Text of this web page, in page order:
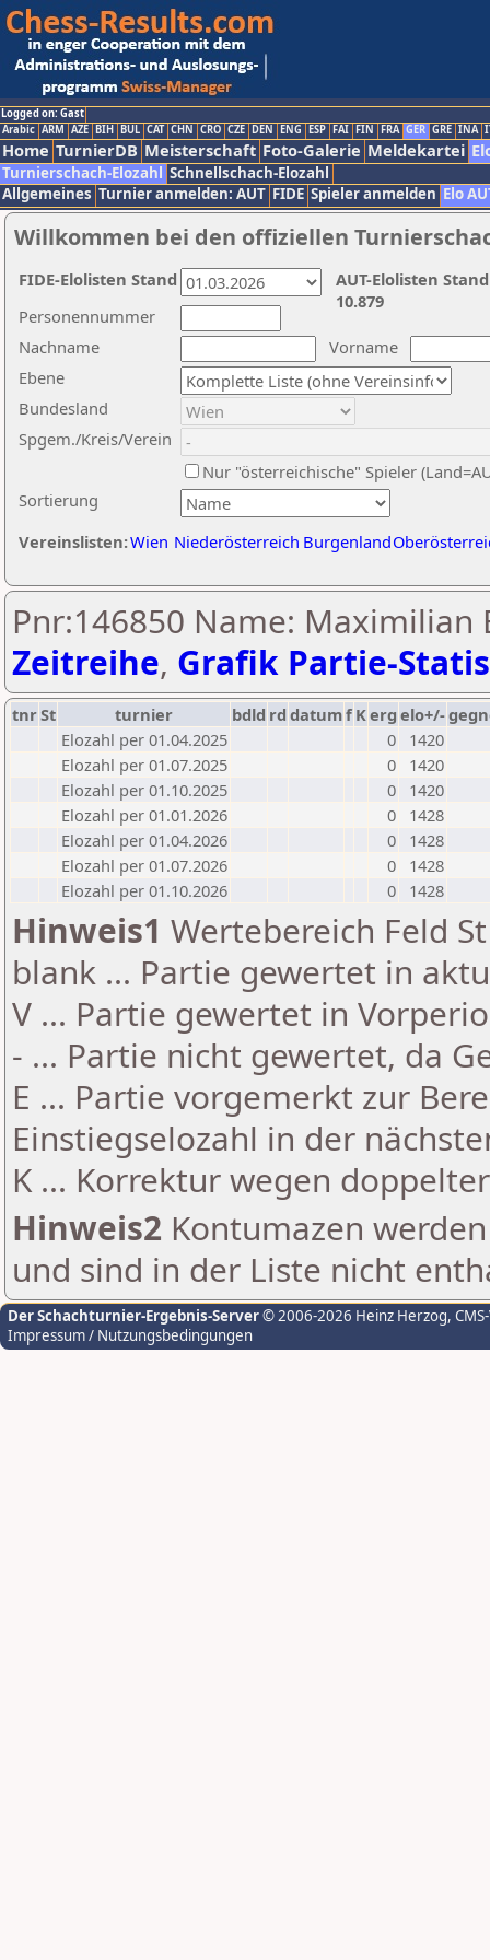
Logged on: Gast
Arabic ARM AZE BIH BUL CAT CHN CRO CZE DEN ENG ESP FAI FIN FRA GER GRE INA
Home TurnierDB Meisterschaft Foto-Galerie Meldekartei
Turnierschach-Elozahl Schnellschach-Elozahl
Allgemeines Turnier anmelden: AUT FIDE Spieler anmelden Elo
Willkommen bei den offiziellen
Nachname
Vorname
Ebene
Sortierung
Personennummer
Bundesland
Spgem./Kreis/Verein
Nur "österreichische" Spieler
Vereinslisten:Wien Niederösterreich Burgenland
AUT-Elolisten
10.879
FIDE-Elolisten Stand
Pnr:146850 Name: Maximilian
Zeitreihe, Grafik Partie-
tnrSt turnier bdld rd datumf Kerg elo+/-
Elozahl per 01.04.2025
0
1420
Elozahl per 01.07.2025
0
1420
Elozahl per 01.10.2025
0
1420
Elozahl per 01.01.2026
0
1428
Elozahl per 01.04.2026
0
1428
Elozahl per 01.07.2026
0
1428
Elozahl per 01.10.2026
0 1428
Hinweis1 Wertebereich Feld
blank ... Partie gewertet in
V ... Partie gewertet in
- ... Partie nicht gewertet, da
E ... Partie vorgemerkt zur
Einstiegselozahl in der
K ... Korrektur wegen
Hinweis2 Kontumazen
und sind in der Liste nicht
Der Schachturnier-Ergebnis-Server© 2006-2026 Heinz Herzog,
Impressum / Nutzungsbedingungen